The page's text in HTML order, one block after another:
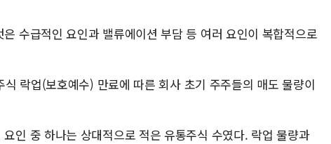
수급적인 요인과 밸류에이션 부담 등 여러 요인이 복합적으로
락업(보호예수) 만료에 따른 회사 초기 주주들의 매도 물량이
인 중 하나는 상대적으로 적은 유통주식 수였다. 락업 물량과